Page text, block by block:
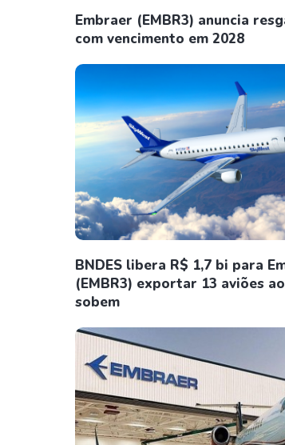
Embraer (EMBR3) anuncia
com vencimento em 2028
BNDES libera R$ 1,7 bi para
(EMBR3) exportar 13 aviões
sobem